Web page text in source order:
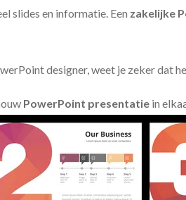
slides en informatie. Een zakelijke
designer, weet je zeker dat
PowerPoint presentatie in